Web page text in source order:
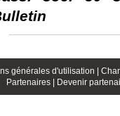
générales d'utilisation |
Partenaires | Devenir